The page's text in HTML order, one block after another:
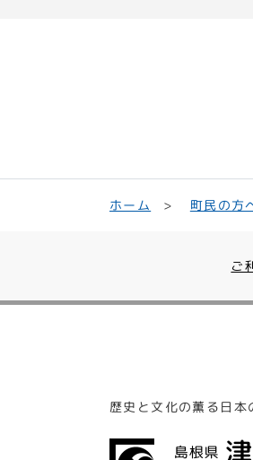
ホーム 町民の方
ご
歴史と文化の薫る日本